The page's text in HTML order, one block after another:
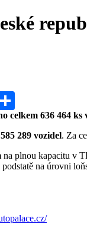
celkem 636 464
289 vozidel. Za
na plnou kapacitu v
na úrovni